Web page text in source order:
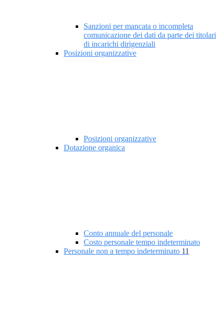
Sanzioni per mancata o incompleta
comunicazione dei dati da parte dei titolari
di incarichi dirigenziali
Posizioni organizzative
Posizioni organizzative
Dotazione organica
Conto annuale del personale
Costo personale tempo indeterminato
Personale non a tempo indeterminato 11